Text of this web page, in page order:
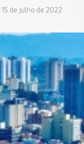
15 de julho de 2022